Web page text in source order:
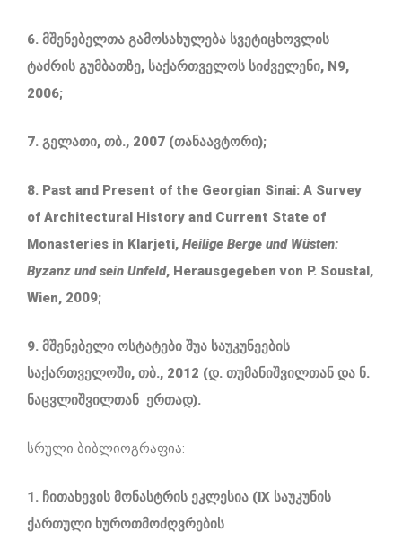
6. მშენებელთა გამოსახულება სვეტიცხოვლის
ტაძრის გუმბათზე, საქართველოს სიძველენი, N9,
2006;
7. გელათი, თბ., 2007 (თანაავტორი);
8. Past and Present of the Georgian Sinai: A Survey
of Architectural History and Current State of
Monasteries in Klarjeti, Heilige Berge und Wüsten:
Byzanz und sein Unfeld, Herausgegeben von P. Soustal,
Wien, 2009;
9. მშენებელი ოსტატები შუა საუკუნეების
საქართველოში, თბ., 2012 (დ. თუმანიშვილთან და ნ.
ნაცვლიშვილთან ერთად).
სრული ბიბლიოგრაფია:
1. ჩითახევის მონასტრის ეკლესია (IX საუკუნის
ქართული ხუროთმოძღვრების